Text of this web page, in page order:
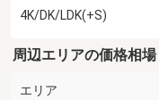
4K/DK/LDK(+S)
周辺エリアの価格相場
エリア